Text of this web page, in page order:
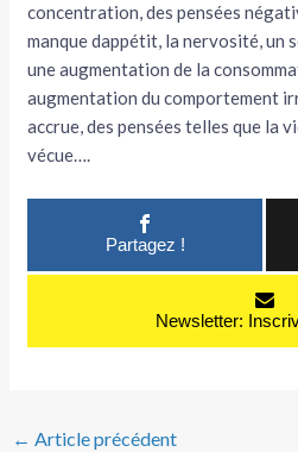
concentration, des pensées
manque dappétit, la nervosité, un
une augmentation de la
augmentation du comportement
accrue, des pensées telles que la
vécue….
Partagez !
Newsletter:
← Article précédent